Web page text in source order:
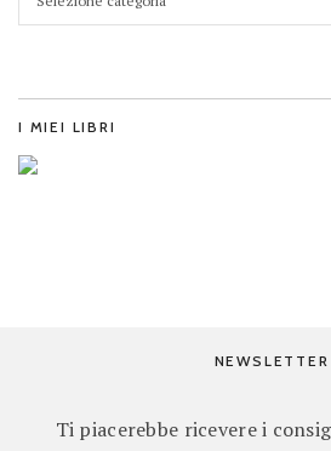
I MIEI LIBRI
NEWSLETTER
Ti piacerebbe ricevere i